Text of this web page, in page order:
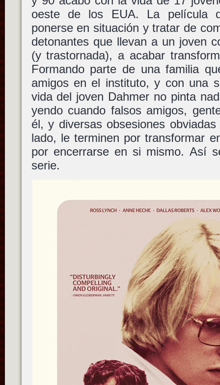
oeste de los EUA. La película
ponerse en situación y tratar de
detonantes que llevan a un joven
(y trastornada), a acabar
Formando parte de una familia
amigos en el instituto, y con una
vida del joven Dahmer no pinta
yendo cuando falsos amigos,
él, y diversas obsesiones
lado, le terminen por transformar
por encerrarse en si mismo. Así
serie.